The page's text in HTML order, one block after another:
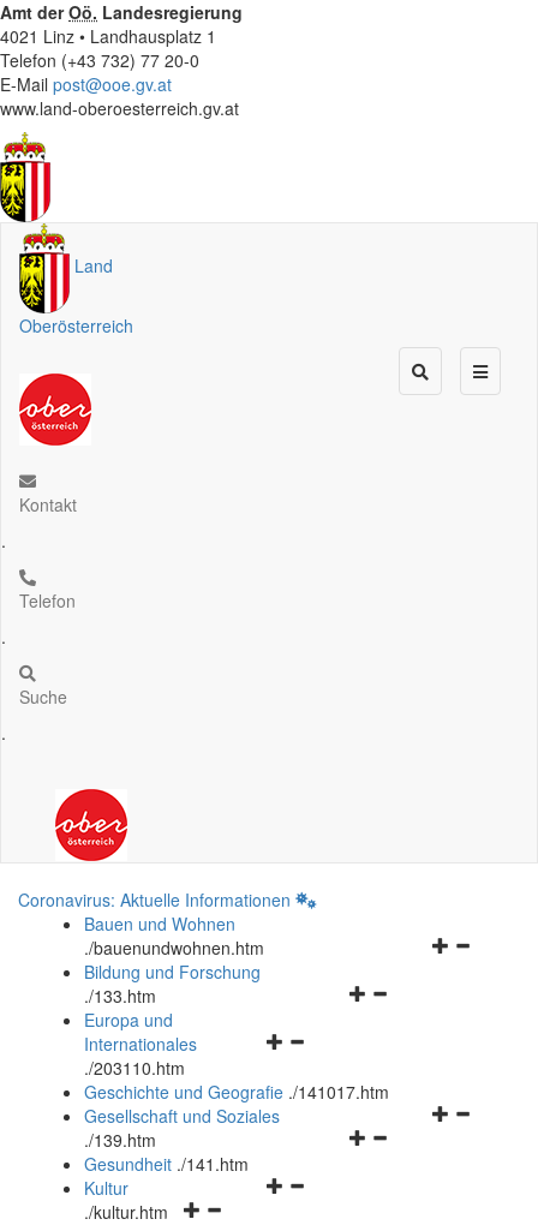
Amt derOö. Landesregierung
4021 Linz • Landhausplatz 1
Telefon (+43 732) 77 20-0
E-Mail post@ooe.gv.at
www.land-oberoesterreich.gv.at
Land
Oberösterreich
Kontakt
.
Telefon
.
Suche
.
Coronavirus: Aktuelle Informationen
Bauen und Wohnen
./bauenundwohnen.htm
Navigationsmenü
Bildung und Forschung
./133.htm
Navigationsmenü
und
schließen
Europa und
Internationales
./203110.htm
Geschichte und Geografie ./141017.htm
Navigationsmenü
Gesellschaft und Soziales
./139.htm
Navigationsmenü
Gesundheit ./141.htm
Navigationsmenü
Kultur
./kultur.htm